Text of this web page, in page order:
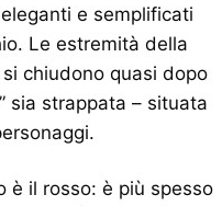
e semplificati
Le estremità della
chiudono quasi dopo
sia strappata – situata
è il rosso: è più spesso